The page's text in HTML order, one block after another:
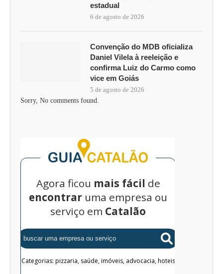
estadual
6 de agosto de 2026
Convenção do MDB oficializa
Daniel Vilela à reeleição e
confirma Luiz do Carmo como
vice em Goiás
5 de agosto de 2026
Sorry, No comments found.